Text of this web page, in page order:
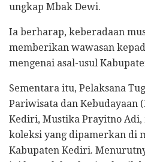
ungkap Mbak Dewi.
Ia berharap, keberadaan
memberikan wawasan
mengenai asal-usul
Sementara itu, Pelaksana
Pariwisata dan Kebudayaan
Kediri, Mustika Prayitno Adi,
koleksi yang dipamerkan di
Kabupaten Kediri.